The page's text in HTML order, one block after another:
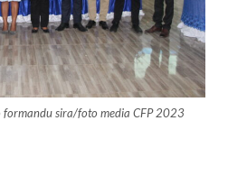
formandu sira/foto media CFP 2023